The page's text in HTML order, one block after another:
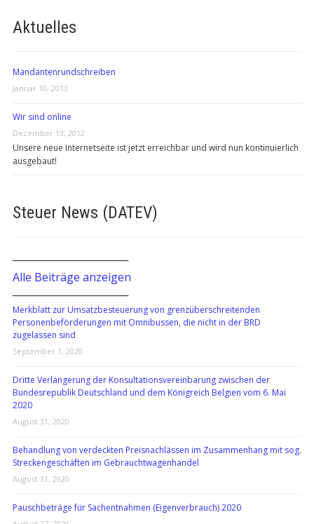
Aktuelles
Mandantenrundschreiben
Januar 10, 2013
Wir sind online
Dezember 13, 2012
Unsere neue Internetseite ist jetzt erreichbar und wird nun kontinuierlich
ausgebaut!
Steuer News (DATEV)
───────────────
Alle Beiträge anzeigen
───────────────
Merkblatt zur Umsatzbesteuerung von grenzüberschreitenden
Personenbeförderungen mit Omnibussen, die nicht in der BRD
zugelassen sind
September 1, 2020
Dritte Verlängerung der Konsultationsvereinbarung zwischen der
Bundesrepublik Deutschland und dem Königreich Belgien vom 6. Mai
2020
August 31, 2020
Behandlung von verdeckten Preisnachlässen im Zusammenhang mit sog.
Streckengeschäften im Gebrauchtwagenhandel
August 31, 2020
Pauschbeträge für Sachentnahmen (Eigenverbrauch) 2020